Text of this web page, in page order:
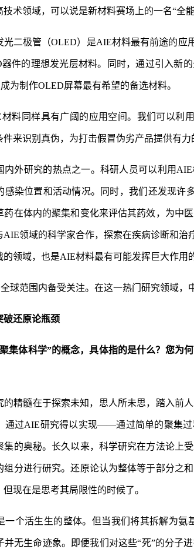
术领域，可以说是新材料赛场上的一名“全能
光二极管（OLED）是AIE材料最有前途的应
件的理想发光层材料。同时，通过引入新
为制作OLED屏幕最有希望的备选材料。
材料同样具有广阔的应用空间。我们可以利
来识别真伪，为打击假冒伪劣产品提供有力
内外研究的热点之一。科研人员可以利用
感染位置和活动情况。同时，我们还发现许
药在体内的聚集和变化来评估其药效，为中
AIE领域的科学家合作，探索在疾病诊断和治
领域，也是AIE材料最有可能发挥巨大作用
球范围内备受关注。在这一热门研究领域，
破还原论瓶颈
集体科学”的概念，具体指的是什么？您为
的精髓在于探索未知，思人所未思，踏入前
通过AIE研究得以实现——通过简单的聚集过
集的奥秘。长久以来，科学研究在方法论上
组分进行研究。还原论认为整体等于部分之
现在是思考其局限性的时候了。
一个活生生的整体。但当我们将其拆解为氨
并无生命迹象。即便我们对这些“死”的分子